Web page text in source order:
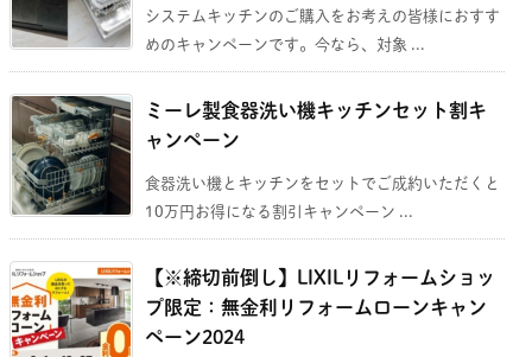
システムキッチンのご購入をお考えの皆様におすす
めのキャンペーンです。今なら、対象 ...
ミーレ製食器洗い機キッチンセット割キ
ャンペーン
食器洗い機とキッチンをセットでご成約いただくと
10万円お得になる割引キャンペーン ...
【※締切前倒し】LIXILリフォームショッ
プ限定：無金利リフォームローンキャン
ペーン2024